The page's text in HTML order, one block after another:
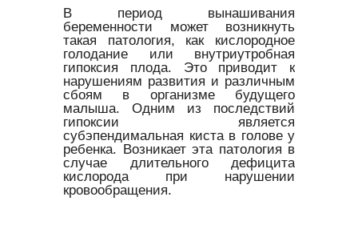
В период вынашивания
беременности может возникнуть
такая патология, как кислородное
голодание или внутриутробная
гипоксия плода. Это приводит к
нарушениям развития и различным
сбоям в организме будущего
малыша. Одним из последствий
гипоксии является
субэпендимальная киста в голове у
ребенка.
Возникает эта патология в
случае длительного дефицита
кислорода при нарушении
кровообращения.